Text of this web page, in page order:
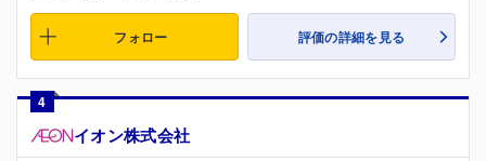
フォロー 評価の詳細を見る
4
イオン株式会社